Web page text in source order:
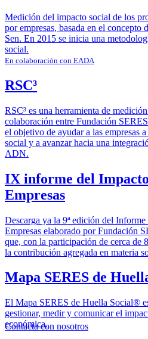
Medición del impacto social de los
por empresas, basada en el concepto
Sen. En 2015 se inicia una
social.
En colaboración con EADA
RSC³
RSC³ es una herramienta de
colaboración entre Fundación
el objetivo de ayudar a las empresas
social y a avanzar hacia una
ADN.
IX informe del
Empresas
Descarga ya la 9ª edición del
Empresas elaborado por Fundación
que, con la participación de cerca de
la contribución agregada en materia
Mapa SERES de
El Mapa SERES de Huella Social®
gestionar, medir y comunicar el
económica.
Contacta con nosotros